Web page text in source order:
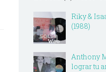
Riky &
(1988)
Anthony
lograr tu